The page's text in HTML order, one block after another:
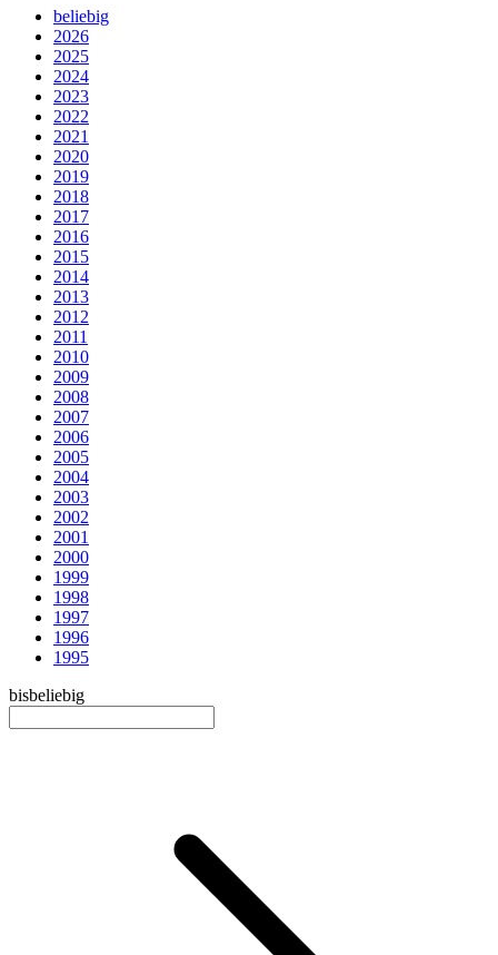
beliebig
2026
2025
2024
2023
2022
2021
2020
2019
2018
2017
2016
2015
2014
2013
2012
2011
2010
2009
2008
2007
2006
2005
2004
2003
2002
2001
2000
1999
1998
1997
1996
1995
bisbeliebig